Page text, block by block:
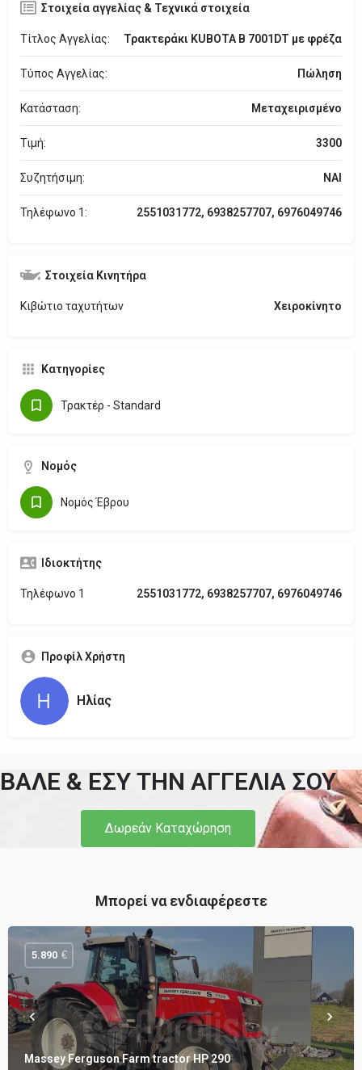
Στοιχεία αγγελίας & Τεχνικά στοιχεία
Τίτλος Αγγελίας: Τρακτεράκι KUBOTA B 7001DT με φρέζα
Τύπος Αγγελίας: Πώληση
Κατάσταση: Μεταχειρισμένο
Τιμή: 3300
Συζητήσιμη: ΝΑΙ
Τηλέφωνο 1: 2551031772, 6938257707, 6976049746
Στοιχεία Κινητήρα
Κιβώτιο ταχυτήτων Χειροκίνητο
Κατηγορίες
Τρακτέρ - Standard
Νομός
Νομός Έβρου
Ιδιοκτήτης
Τηλέφωνο 1 2551031772, 6938257707, 6976049746
Προφίλ Χρήστη
Ηλίας
ΒΑΛΕ & ΕΣΥ ΤΗΝ ΑΓΓΕΛΙΑ ΣΟΥ
Δωρεάν Καταχώρηση
Μπορεί να ενδιαφέρεστε
Massey Ferguson Farm tractor HP 290
5.890 €